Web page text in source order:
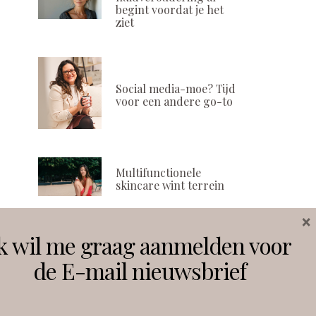
begint voordat je het
ziet
Social media-moe? Tijd
voor een andere go-to
Multifunctionele
skincare wint terrein
Volg ons
wil me graag aanmelden voor
de E-mail nieuwsbrief
×